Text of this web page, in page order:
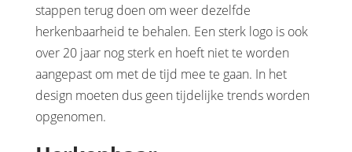
stappen terug doen om weer dezelfde
herkenbaarheid te behalen. Een sterk logo is ook
over 20 jaar nog sterk en hoeft niet te worden
aangepast om met de tijd mee te gaan. In het
design moeten dus geen tijdelijke trends worden
opgenomen.